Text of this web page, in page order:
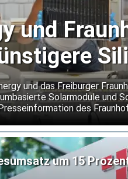
und
und das Freiburger
Solarmodule und
des
Alternative zu
soll Schäden
Betrieb bei extremen
um 15